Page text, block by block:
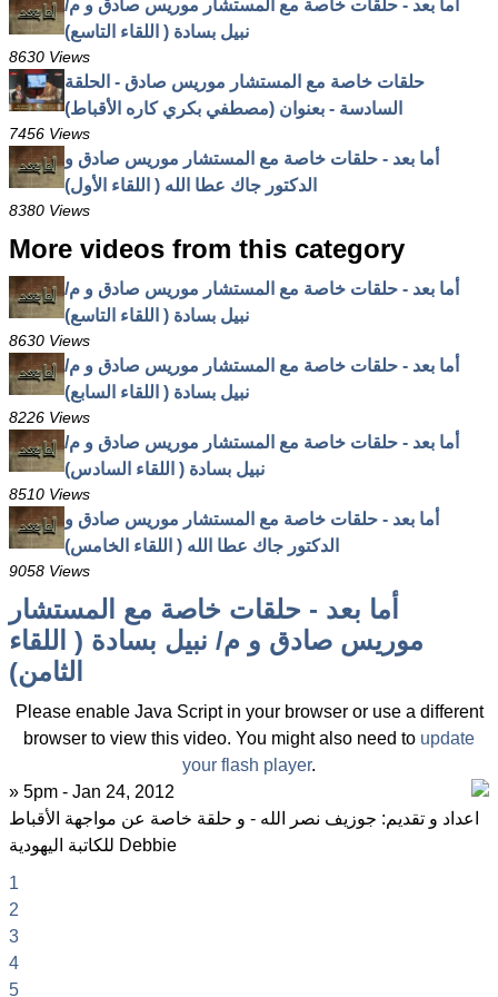
أما بعد - حلقات خاصة مع المستشار موريس صادق و م/
نبيل بسادة ( اللقاء التاسع)
8630 Views
حلقات خاصة مع المستشار موريس صادق - الحلقة
السادسة - بعنوان (مصطفي بكري كاره الأقباط)
7456 Views
أما بعد - حلقات خاصة مع المستشار موريس صادق و
الدكتور جاك عطا الله ( اللقاء الأول)
8380 Views
More videos from this category
أما بعد - حلقات خاصة مع المستشار موريس صادق و م/
نبيل بسادة ( اللقاء التاسع)
8630 Views
أما بعد - حلقات خاصة مع المستشار موريس صادق و م/
نبيل بسادة ( اللقاء السابع)
8226 Views
أما بعد - حلقات خاصة مع المستشار موريس صادق و م/
نبيل بسادة ( اللقاء السادس)
8510 Views
أما بعد - حلقات خاصة مع المستشار موريس صادق و
الدكتور جاك عطا الله ( اللقاء الخامس)
9058 Views
أما بعد - حلقات خاصة مع المستشار
موريس صادق و م/ نبيل بسادة ( اللقاء
الثامن)
Please enable Java Script in your browser or use a different
browser to view this video. You might also need to update
your flash player.
» 5pm - Jan 24, 2012
اعداد و تقديم: جوزيف نصر الله - و حلقة خاصة عن مواجهة الأقباط
للكاتبة اليهودية Debbie
1
2
3
4
5